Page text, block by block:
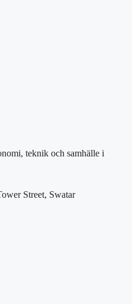
teknik och samhälle i
Street, Swatar